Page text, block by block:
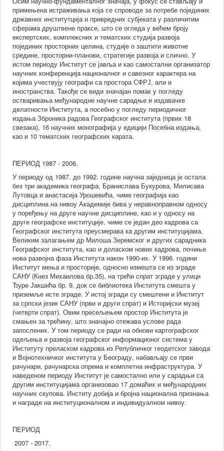
примењена истраживања која се спроводе за потребе појединих
државних институтција и привредних субјеката у различитим
сферама друштвене праксе, што се огледа у већем броју
експертских, комплексних и тематских студија развоја
појединих просторних целина, студије о заштити животне
средине, просторни-планови, стратегије развоја и слично. У
истом периоду Институт се јавља и као самостални организатор
научних конференција националног и савезног карактера на
којима учествују географи са простора СФРЈ, али и
иностранства. Такође се види значајан помак у погледу
остваривања међународне научне сарадње и издавачке
делатности Института, а посебно у погледу периодичног
издања Зброника радова Географског института (првих 18
свезака), 16 научних монографија у едицији Посебна издања,
као и 10 тематских географских карата.
ПЕРИОД 1987 - 2006.
У периоду од 1987. до 1992. године научна заједница је остала
без три академика географа, Бранислава Букурова, Милисава
Лутовца и анастасија Урошевића, чиме географија као
дисциплина на нивоу Академије бива у неравноправном односу
у поређењу на друге научне дисциплине, као и у односу на
друге географске институције, чиме се један део кадрова са
Географског института преусмерава ка другим институцијама.
Великим залагањем др Милоша Зеремског и других сарадника
Географског института, као и доласком нових кадрова, почиње
нова развојна фаза Института након 1990-их. У 1996. години
Институт мења и просторије, односно измешта се из зграде
САНУ (Кнез Михаилова бр.35), на трећи спрат зграде у улици
Ђуре Јакшића бр. 9, док се библиотека Института смешта у
приземље исте зграде. У истој згради су смештени и Институт
за српски језик САНУ (први и други спрат) и Историјски музеј
(четврти спрат). Овим пресељењем простор Института је
смањен за трећину, што значајно отежава услове рада
запослених. У том периоду се ради на обнови картографског
одељења и развоја географског информационог система у
Институту преласком кадрова из Републичког геодетског завода
и Војнотехничког института у Београду, набављају се први
рачунари, рачунарска опрема и комплетна инфраструктура. У
наведеном периоду Институт је самостално или у сарадњи са
другим институцијама организовао 17 домаћих и међународних
научних скупова. Институ добија и бројна национална признања
и награде на институционалном и индивидуалном нивоу.
ПЕРИОД
2007 - 2017.